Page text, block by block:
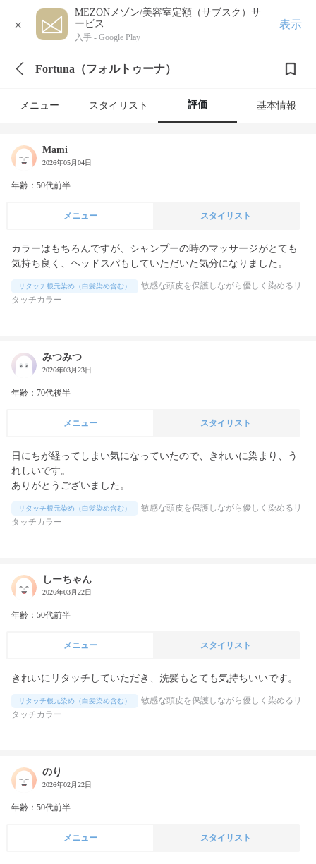
×
MEZONメゾン/美容室定額（サブスク）サ
ービス
入手 - Google Play
表示
Fortuna（フォルトゥーナ）
メニュー スタイリスト 評価 基本情報
Mami
2026年05月04日
年齢：50代前半
メニュー スタイリスト
カラーはもちろんですが、シャンプーの時のマッサージがとても
気持ち良く、ヘッドスパもしていただいた気分になりました。
リタッチ根元染め（白髪染め含む）
敏感な頭皮を保護しながら優しく染めるリ
タッチカラー
みつみつ
2026年03月23日
年齢：70代後半
メニュー スタイリスト
日にちが経ってしまい気になっていたので、きれいに染まり、う
れしいです。
リタッチ根元染め（白髪染め含む）
敏感な頭皮を保護しながら優しく染めるリ
タッチカラー
しーちゃん
2026年03月22日
年齢：50代前半
メニュー スタイリスト
リタッチ根元染め（白髪染め含む）
敏感な頭皮を保護しながら優しく染めるリ
タッチカラー
のり
2026年02月22日
年齢：50代前半
メニュー スタイリスト